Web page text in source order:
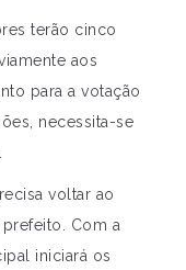
terão cinco
aos
para a votação
necessita-se
voltar ao
Com a
iniciará os